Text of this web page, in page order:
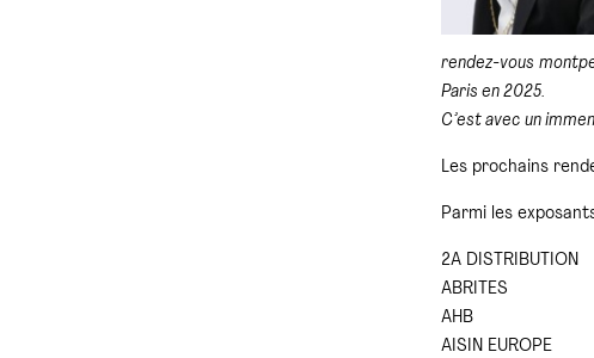
rendez-vous
Paris en 2025.
C’est avec un
Les prochains
Parmi les
2A DISTRIBUTION
ABRITES
AHB
AISIN EUROPE